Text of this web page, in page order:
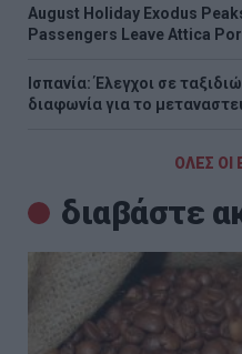
August Holiday Exodus
Passengers Leave Attica
Ισπανία: Έλεγχοι σε
διαφωνία για το
ΟΛΕΣ ΟΙ
διαβάστε